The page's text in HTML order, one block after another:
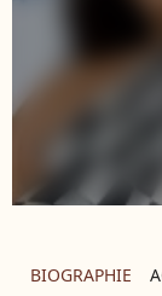
BIOGRAPHIE